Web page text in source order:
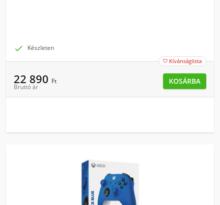
 Készleten
 Kívánságlista
22 890 Ft
Bruttó ár
KOSÁRBA